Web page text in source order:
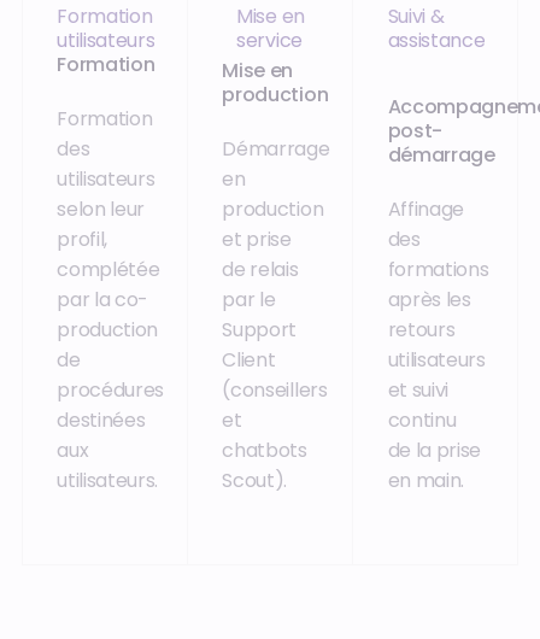
Formation
utilisateurs
Formation
Formation
des
utilisateurs
selon leur
profil,
complétée
par la co-
production
de
procédures
destinées
aux
utilisateurs.
Mise en
service
Mise en
production
Démarrage
en
production
et prise
de relais
par le
Support
Client
(conseillers
et
chatbots
Scout).
Suivi &
assistance
post-
démarrage
Affinage
des
formations
après les
retours
utilisateurs
et suivi
continu
de la prise
en main.